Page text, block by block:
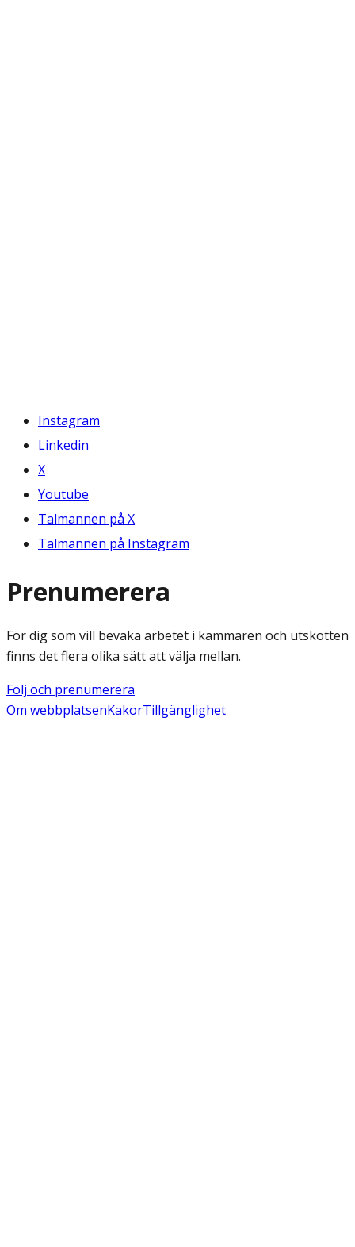
Instagram
Linkedin
X
Youtube
Talmannen på X
Talmannen på Instagram
Prenumerera
För dig som vill bevaka arbetet i kammaren och utskotten
finns det flera olika sätt att välja mellan.
Följ och prenumerera
Om webbplatsenKakorTillgänglighet